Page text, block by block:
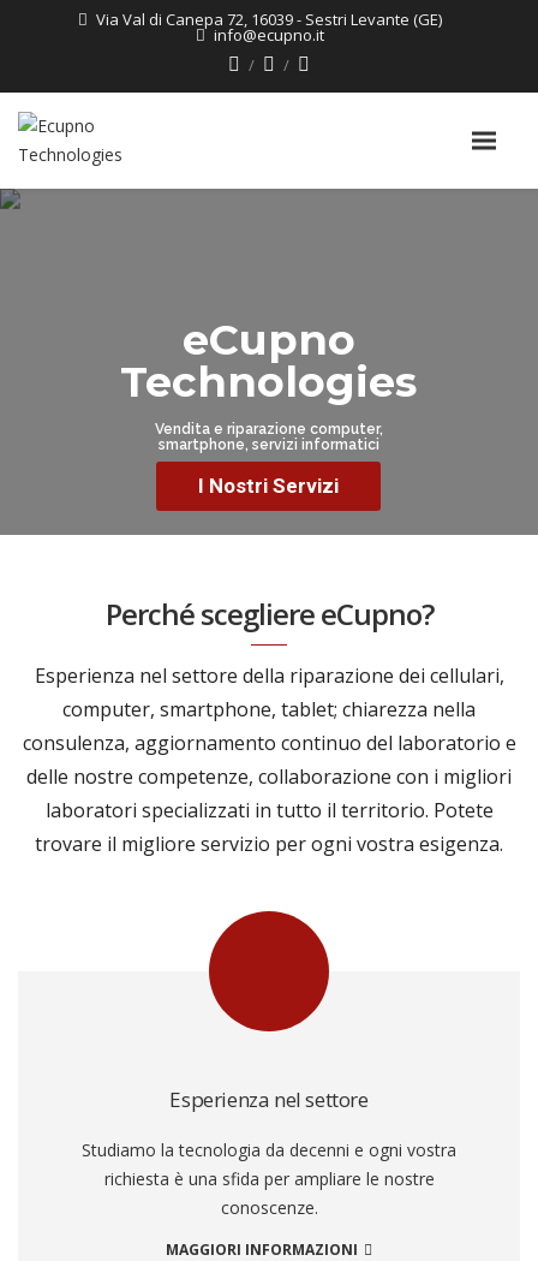
Via Val di Canepa 72, 16039 - Sestri Levante (GE)
info@ecupno.it
eCupno
Technologies
Vendita e riparazione computer,
smartphone, servizi informatici
I Nostri Servizi
Perché scegliere eCupno?
Esperienza nel settore della riparazione dei cellulari,
computer, smartphone, tablet; chiarezza nella
consulenza, aggiornamento continuo del laboratorio e
delle nostre competenze, collaborazione con i migliori
laboratori specializzati in tutto il territorio. Potete
trovare il migliore servizio per ogni vostra esigenza.
Esperienza nel settore
Studiamo la tecnologia da decenni e ogni vostra
richiesta è una sfida per ampliare le nostre
conoscenze.
MAGGIORI INFORMAZIONI